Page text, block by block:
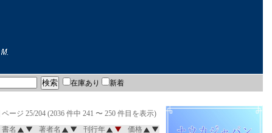
在庫あり 新着
ページ 25/204 (2036 件中 241 〜 250 件目を表示)
書名 著者名 刊行年 価格